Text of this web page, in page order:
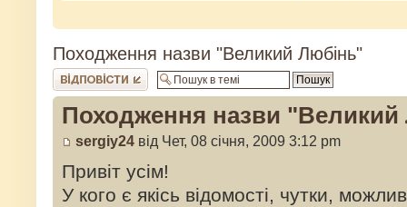
Походження назви "Великий Любінь"
Відповісти
Походження назви
sergiy24 від Чет, 08 січня, 2009 3:12 pm
Привіт усім!
У кого є якісь відомості, чутки,